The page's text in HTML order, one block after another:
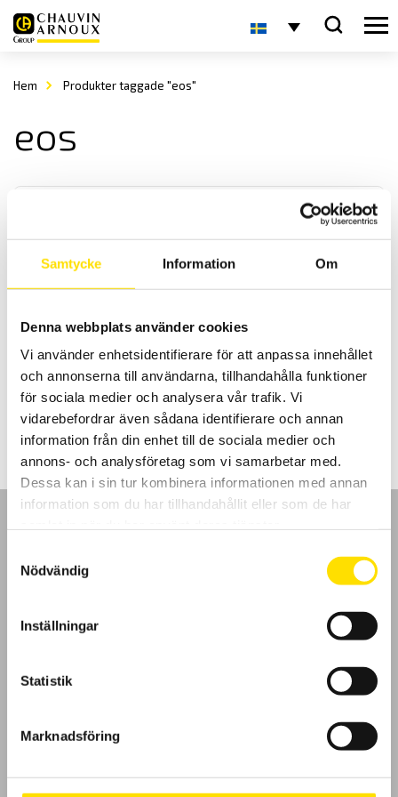
Samtycke Information Om
Denna webbplats använder cookies
Vi använder enhetsidentifierare för att anpassa innehållet
och annonserna till användarna, tillhandahålla funktioner
för sociala medier och analysera vår trafik. Vi
vidarebefordrar även sådana identifierare och annan
information från din enhet till de sociala medier och
annons- och analysföretag som vi samarbetar med.
Dessa kan i sin tur kombinera informationen med annan
information som du har tillhandahållit eller som de har
Nödvändig
Inställningar
Statistik
Marknadsföring
Hem Produkter taggade "eos"
eos
KERN EOS Plattformsvåg
KERN EOS är en praktisk och användarvänlig plattformsvåg med
maxkapacitet upp till 300 kg
5,590.00kr LÄS MER